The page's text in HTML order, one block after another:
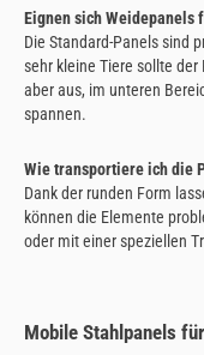
Eignen sich Weidepanels
Die Standard-Panels sind
sehr kleine Tiere sollte
aber aus, im unteren
spannen.
Wie transportiere ich die
Dank der runden Form
können die Elemente
oder mit einer speziellen
Mobile Stahlpanels